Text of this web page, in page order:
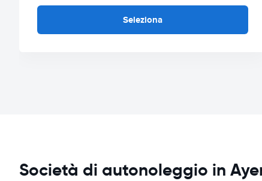
Seleziona
Società di autonoleggio in